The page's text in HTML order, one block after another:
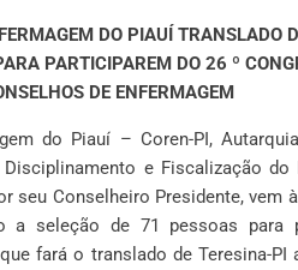
DO PIAUÍ TRANSLADO
PARTICIPAREM DO 26 º
DE ENFERMAGEM
do Piauí – Coren-PI,
Disciplinamento e Fiscalização
seu Conselheiro Presidente, vem
a seleção de 71 pessoas para
fará o translado de Teresina-PI